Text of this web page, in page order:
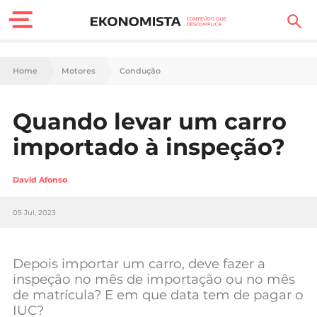
Finanças Pessoais
Carreira
Casa
Tecnologia
Negócios
Home Motores Condução
Quando levar um carro
importado à inspeção?
David Afonso
05 Jul, 2023
Depois importar um carro, deve fazer a
inspeção no mês de importação ou no mês
de matrícula? E em que data tem de pagar o
IUC?